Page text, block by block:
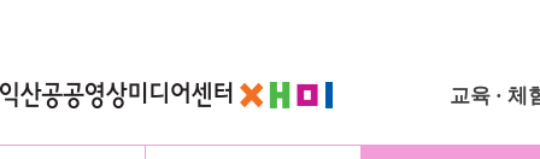
교육 · 체